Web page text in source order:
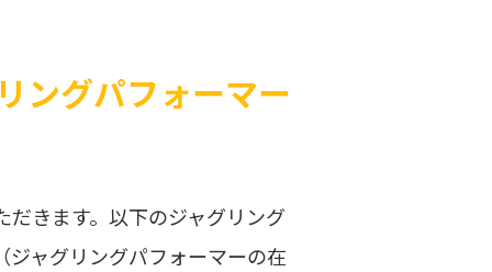
ングパフォーマー
きます。以下のジャグリング
ャグリングパフォーマーの在